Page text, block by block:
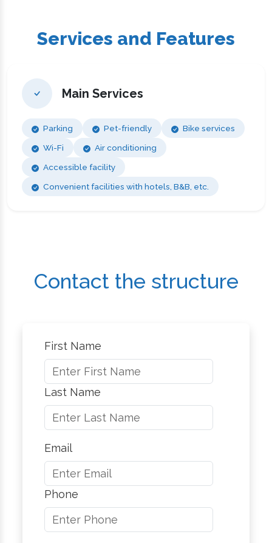
Services and Features
Main Services
Parking Pet-friendly
Bike services
Wi-Fi
Air conditioning
Accessible facility
Convenient facilities with hotels, B&B, etc.
Contact the structure
First Name
Last Name
Email
Phone